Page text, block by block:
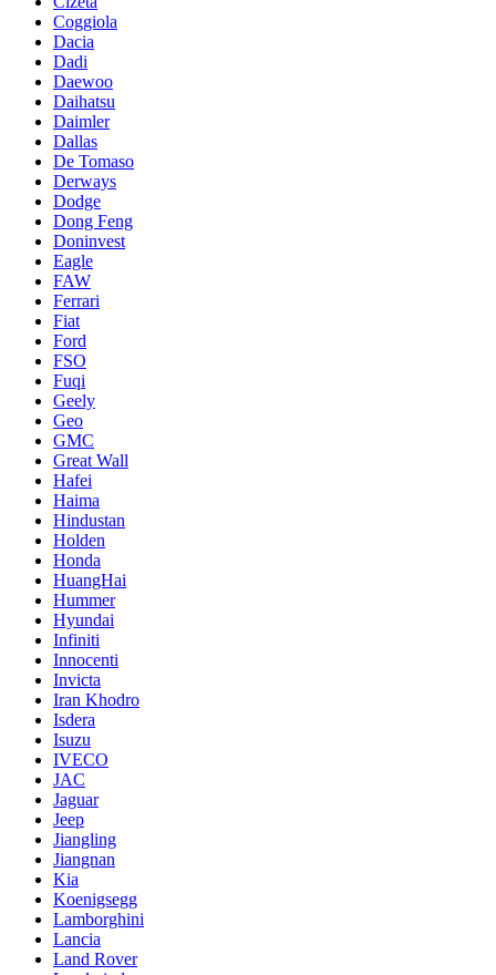
Coggiola
Dacia
Dadi
Daewoo
Daihatsu
Daimler
Dallas
De Tomaso
Derways
Dodge
Dong Feng
Doninvest
Eagle
FAW
Ferrari
Fiat
Ford
FSO
Fuqi
Geely
Geo
GMC
Great Wall
Hafei
Haima
Hindustan
Holden
Honda
HuangHai
Hummer
Hyundai
Infiniti
Innocenti
Invicta
Iran Khodro
Isdera
Isuzu
IVECO
JAC
Jaguar
Jeep
Jiangling
Jiangnan
Kia
Koenigsegg
Lamborghini
Lancia
Land Rover